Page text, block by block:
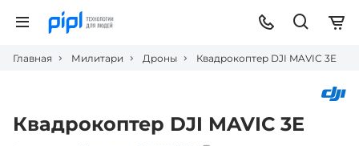
Главная Милитари Дроны Квадрокоптер DJI MAVIC 3E
Квадрокоптер DJI MAVIC 3E